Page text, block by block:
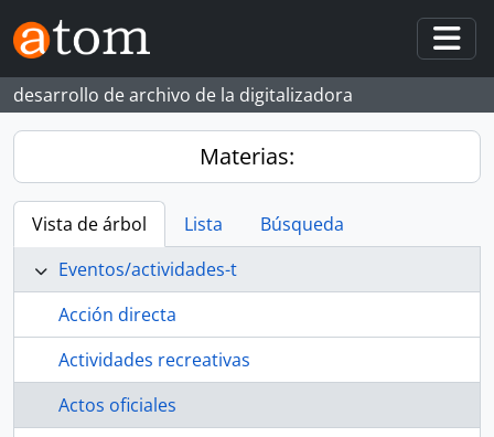
Skip to main content
desarrollo de archivo de la digitalizadora
Materias:
Vista de árbol Lista
Búsqueda
Eventos/actividades-t
Acción directa
Actividades recreativas
Actos oficiales